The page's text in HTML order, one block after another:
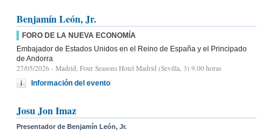
Benjamín León, Jr.
FORO DE LA NUEVA ECONOMÍA
Embajador de Estados Unidos en el Reino de España y el Principado
de Andorra
27/05/2026 - Madrid, Four Seasons Hotel Madrid (Sevilla, 3) 9.00 horas
Información del evento
Josu Jon Imaz
Presentador de Benjamín León, Jr.